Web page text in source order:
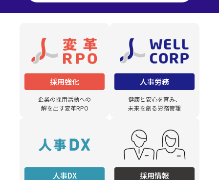
採用強化
企業の採用活動への
解を出す変革RPO
人事労務
健康と安心を育み、
未来を創る労務管理
人事DX 採用情報
ろん、カルチャーフィットも大切にしています。」
その｢消費財｣に、島田氏はすでに大学時代から興味を持っ
ていた。いまのCSRにも繋がる「市民参加論」の授業で、
化粧品メーカーの美容部員とともに老人ホームの高齢者に
お化粧を施す活動に参加した時のこと。
「お化粧をする前と後の笑顔や目の輝きの違い、もう、そ
れがびっくりするくらいなんです。こんなちっちゃなもの
で、人って変わるんだって、すごい感動でした」